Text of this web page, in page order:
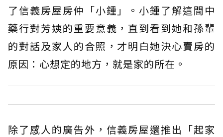
了信義房屋房仲「小鍾」。小鍾了解這間中
藥行對芳姨的重要意義，直到看到她和孫輩
的對話及家人的合照，才明白她決心賣房的
原因：心想定的地方，就是家的所在。
除了感人的廣告外，信義房屋還推出「起家